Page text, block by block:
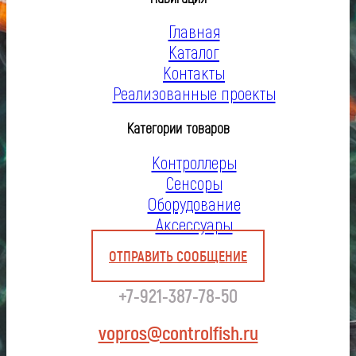
Главная
Каталог
Контакты
Реализованные проекты
Категории товаров
Контроллеры
Сенсоры
Оборудование
Аксессуары
ОТПРАВИТЬ СООБЩЕНИЕ
+7-921-387-78-50
vopros@controlfish.ru